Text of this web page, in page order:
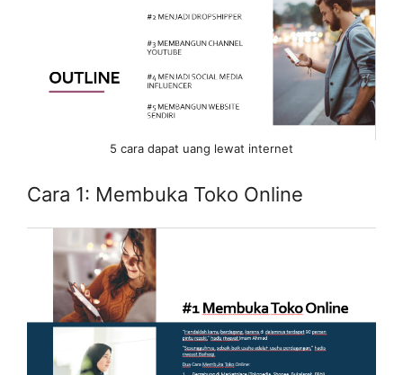
5 cara dapat uang lewat internet
Cara 1: Membuka Toko Online